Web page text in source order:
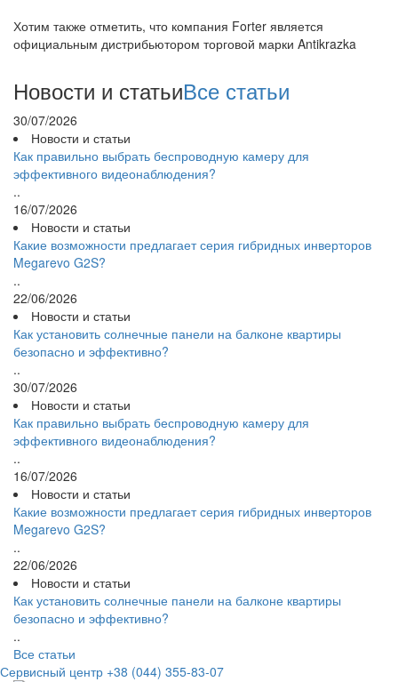
Хотим также отметить, что компания Forter является
официальным дистрибьютором торговой марки Antikrazka
Новости и статьиВсе статьи
30/07/2026
Новости и статьи
Как правильно выбрать беспроводную камеру для
эффективного видеонаблюдения?
..
16/07/2026
Новости и статьи
Какие возможности предлагает серия гибридных инверторов
Megarevo G2S?
..
22/06/2026
Новости и статьи
Как установить солнечные панели на балконе квартиры
безопасно и эффективно?
..
30/07/2026
Новости и статьи
Как правильно выбрать беспроводную камеру для
эффективного видеонаблюдения?
..
16/07/2026
Новости и статьи
Какие возможности предлагает серия гибридных инверторов
Megarevo G2S?
..
22/06/2026
Новости и статьи
Как установить солнечные панели на балконе квартиры
безопасно и эффективно?
..
Все статьи
Сервисный центр +38 (044) 355-83-07